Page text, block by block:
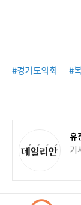
#경기도의회 #
유
기